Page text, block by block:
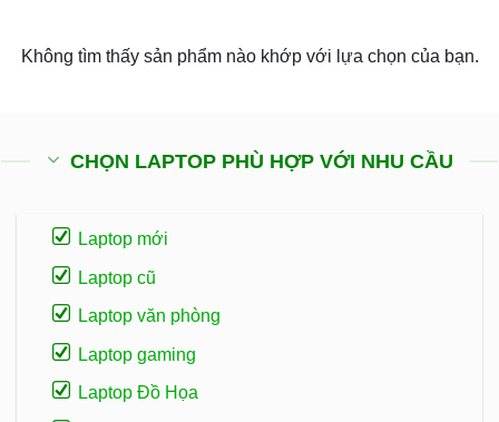
Không tìm thấy sản phẩm nào khớp với lựa chọn của bạn.
CHỌN LAPTOP PHÙ HỢP VỚI NHU CẦU
Laptop mới
Laptop cũ
Laptop văn phòng
Laptop gaming
Laptop Đồ Họa